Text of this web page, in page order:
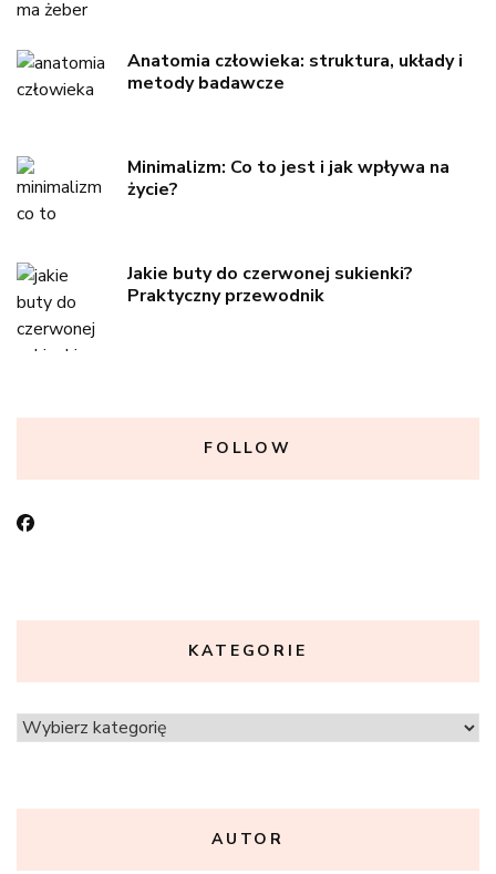
Anatomia człowieka: struktura, układy i
metody badawcze
Minimalizm: Co to jest i jak wpływa na
życie?
Jakie buty do czerwonej sukienki?
Praktyczny przewodnik
FOLLOW
KATEGORIE
Kategorie
AUTOR